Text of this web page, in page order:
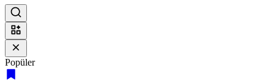
Popüler